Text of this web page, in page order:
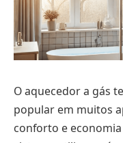
O aquecedor a gás
popular em muitos
conforto e